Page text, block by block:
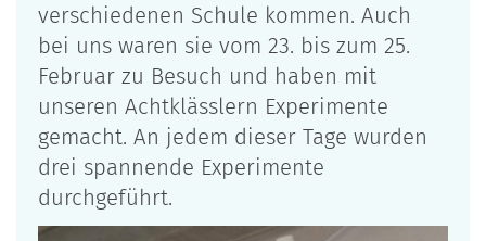
verschiedenen Schule kommen. Auch
bei uns waren sie vom 23. bis zum 25.
Februar zu Besuch und haben mit
unseren Achtklässlern Experimente
gemacht. An jedem dieser Tage wurden
drei spannende Experimente
durchgeführt.